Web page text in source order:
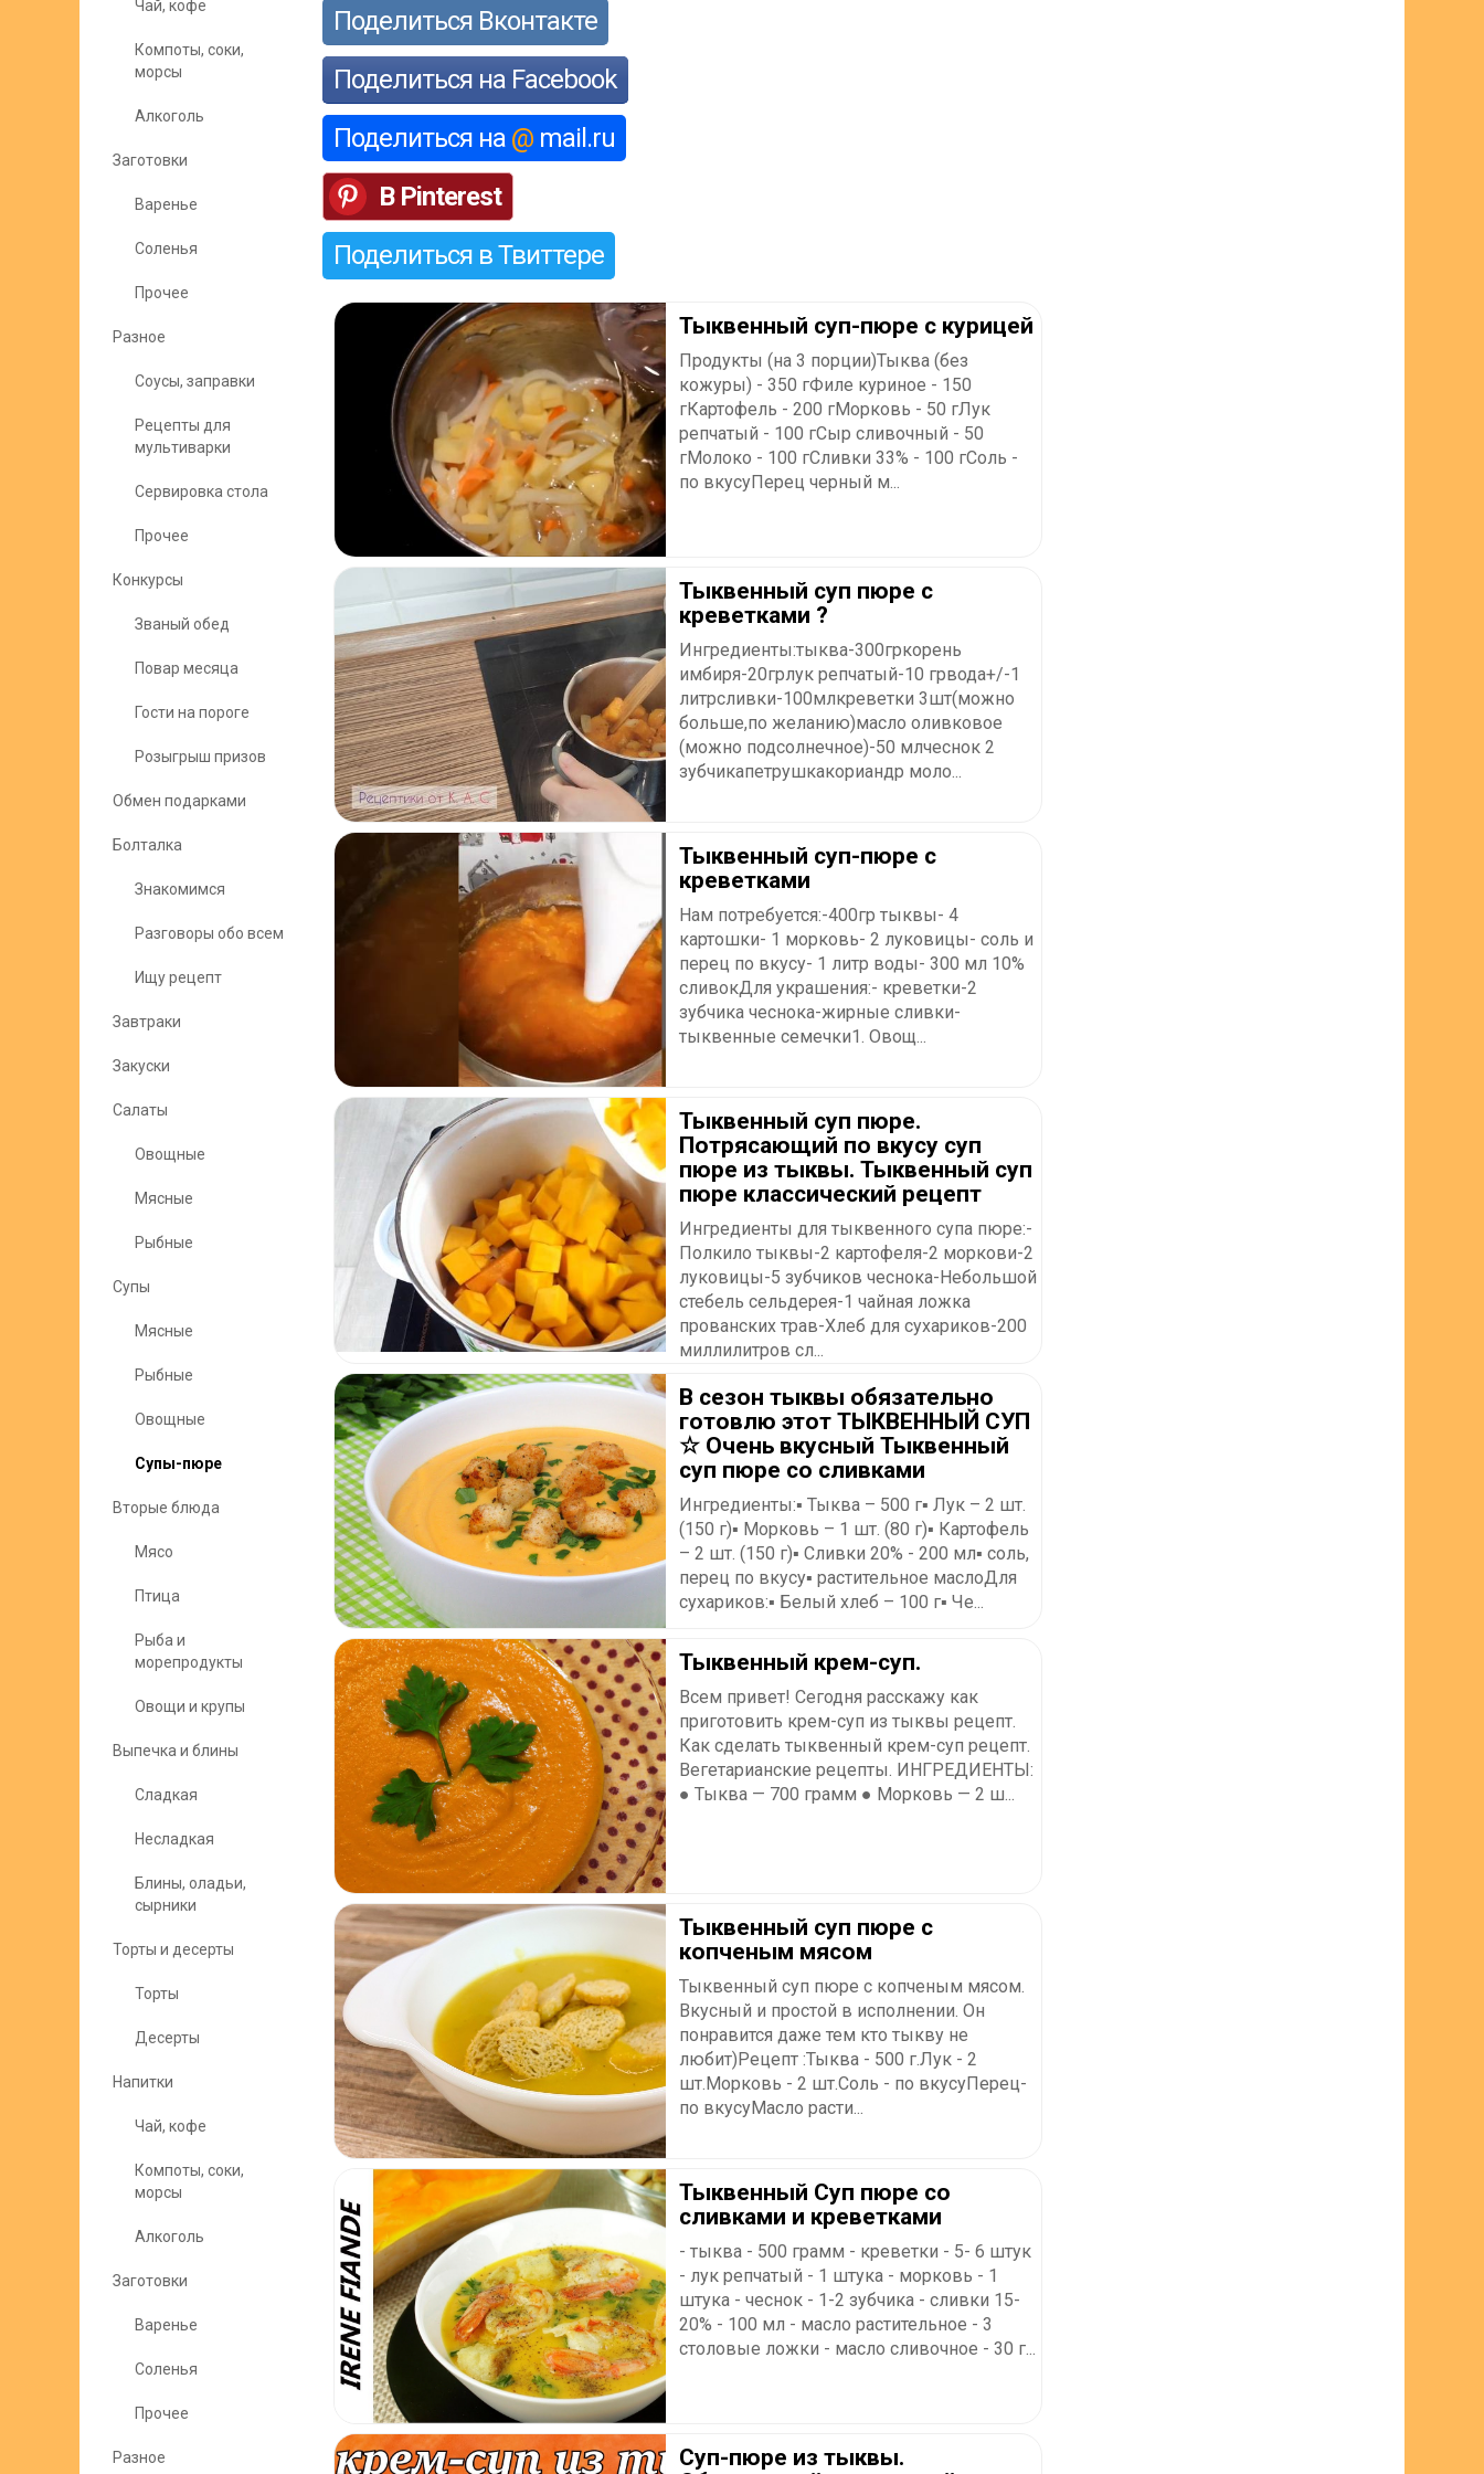
Чай, кофе
Компоты, соки,
морсы
Алкоголь
Заготовки
Варенье
Соленья
Прочее
Разное
Соусы, заправки
Рецепты для
мультиварки
Сервировка стола
Прочее
Конкурсы
Званый обед
Повар месяца
Гости на пороге
Розыгрыш призов
Обмен подарками
Болталка
Знакомимся
Разговоры обо всем
Ищу рецепт
Завтраки
Закуски
Салаты
Овощные
Мясные
Рыбные
Супы
Мясные
Рыбные
Овощные
Супы-пюре
Вторые блюда
Мясо
Птица
Рыба и
морепродукты
Овощи и крупы
Выпечка и блины
Сладкая
Несладкая
Блины, оладьи,
сырники
Торты и десерты
Торты
Десерты
Напитки
Чай, кофе
Компоты, соки,
морсы
Алкоголь
Заготовки
Варенье
Соленья
Прочее
Разное
Поделиться Вконтакте
Поделиться на Facebook
Поделиться на @ mail.ru
В Pinterest
Поделиться в Твиттере
Тыквенный суп-пюре с курицей
Продукты (на 3 порции)Тыква (без
кожуры) - 350 гФиле куриное - 150
гКартофель - 200 гМорковь - 50 гЛук
репчатый - 100 гСыр сливочный - 50
гМолоко - 100 гСливки 33% - 100 гСоль -
по вкусуПерец черный м...
Тыквенный суп пюре с
креветками ?
Ингредиенты:тыква-300гркорень
имбиря-20грлук репчатый-10 грвода+/-1
литрсливки-100млкреветки 3шт(можно
больше,по желанию)масло оливковое
(можно подсолнечное)-50 млчеснок 2
зубчикапетрушкакориандр моло...
Тыквенный суп-пюре с
креветками
Нам потребуется:-400гр тыквы- 4
картошки- 1 морковь- 2 луковицы- соль и
перец по вкусу- 1 литр воды- 300 мл 10%
сливокДля украшения:- креветки-2
зубчика чеснока-жирные сливки-
тыквенные семечки1. Овощ...
Тыквенный суп пюре.
Потрясающий по вкусу суп
пюре из тыквы. Тыквенный суп
пюре классический рецепт
Ингредиенты для тыквенного супа пюре:-
Полкило тыквы-2 картофеля-2 моркови-2
луковицы-5 зубчиков чеснока-Небольшой
стебель сельдерея-1 чайная ложка
прованских трав-Хлеб для сухариков-200
миллилитров сл...
В сезон тыквы обязательно
готовлю этот ТЫКВЕННЫЙ СУП
☆ Очень вкусный Тыквенный
суп пюре со сливками
Ингредиенты:▪ Тыква – 500 г▪ Лук – 2 шт.
(150 г)▪ Морковь – 1 шт. (80 г)▪ Картофель
– 2 шт. (150 г)▪ Сливки 20% - 200 мл▪ соль,
перец по вкусу▪ растительное маслоДля
сухариков:▪ Белый хлеб – 100 г▪ Че...
Тыквенный крем-суп.
Всем привет! Сегодня расскажу как
приготовить крем-суп из тыквы рецепт.
Как сделать тыквенный крем-суп рецепт.
Вегетарианские рецепты. ИНГРЕДИЕНТЫ:
● Тыква — 700 грамм ● Морковь — 2 ш...
Тыквенный суп пюре с
копченым мясом
Тыквенный суп пюре с копченым мясом.
Вкусный и простой в исполнении. Он
понравится даже тем кто тыкву не
любит)Рецепт :Тыква - 500 г.Лук - 2
шт.Морковь - 2 шт.Соль - по вкусуПерец-
по вкусуМасло расти...
Тыквенный Суп пюре со
сливками и креветками
- тыква - 500 грамм - креветки - 5- 6 штук
- лук репчатый - 1 штука - морковь - 1
штука - чеснок - 1-2 зубчика - сливки 15-
20% - 100 мл - масло растительное - 3
столовые ложки - масло сливочное - 30 г...
Суп-пюре из тыквы.